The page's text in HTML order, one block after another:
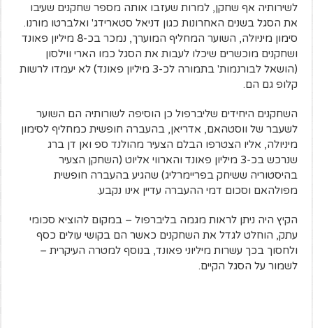
לשירותיה אף שחקן, למרות שעזבו אותה מספר שחקנים שעיבו
את הסגל בשנים האחרונות כגון דניאל סטארידג' ואלברטו מורנו.
סימון מיניולה, השוער המחליף המוערך, נמכר בכ-8 מיליון פאונד
ושחקנים מוכשרים שיכלו לעבות את הסגל כמו הארי ווילסון
(הושאל לבורנמות' בתמורה לכ-3 מיליון פאונד) לא יעמדו לרשות
קלופ גם הם.
השחקנים היחידים שליברפול כן הוסיפה לשורותיה הם השוער
לשעבר של ווסטהאם, אדריאן, בהעברה חופשית כמחליף לסימון
מיניולה, אליו הצטרפו הבלם הצעיר מהולנד ספ ואן דן ברג
שנרכש בכ-3 מיליון פאונד והארווי אליוט (השחקן הצעיר
בהיסטוריה ששיחק בפריימרליג) שהגיע בהעברה חופשית
מפולהאם וסכום דמי ההעברה עדיין אינו נקבע.
הקיץ היה ניתן לראות מגמה בליברפול – במקום להוציא סכומי
עתק, הוחלט לגדל את השחקנים כאשר הם בקושי עולים כסף
ולחסוך בכך עשרות מיליוני פאונד, בנוסף למטרה העיקרית –
לשמור על הסגל הקיים.